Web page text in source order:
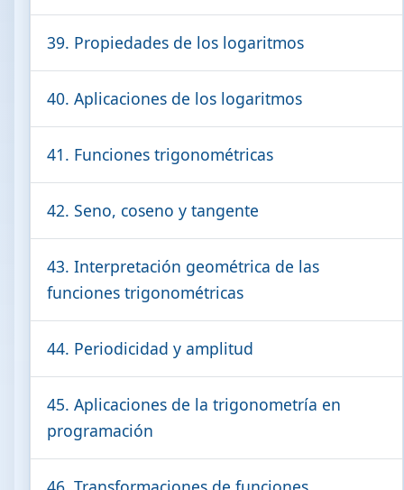
39. Propiedades de los logaritmos
40. Aplicaciones de los logaritmos
41. Funciones trigonométricas
42. Seno, coseno y tangente
43. Interpretación geométrica de las
funciones trigonométricas
44. Periodicidad y amplitud
45. Aplicaciones de la trigonometría en
programación